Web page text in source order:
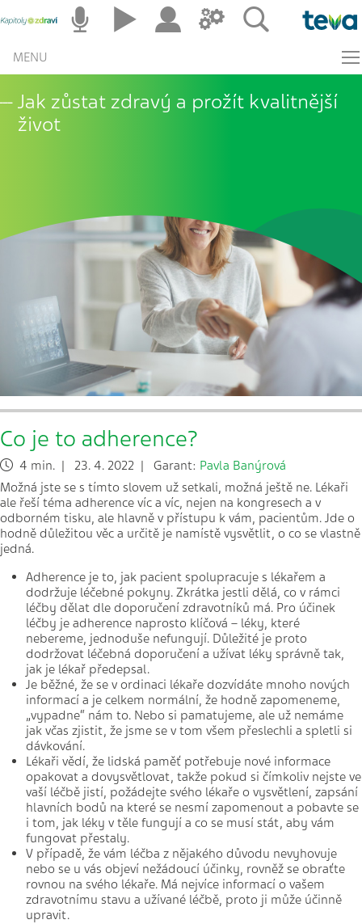
MENU
Jak zůstat zdravý a prožít kvalitnější
život
Co je to adherence?
4 min. | 23. 4. 2022 | Garant: Pavla Banýrová
Možná jste se s tímto slovem už setkali, možná ještě ne. Lékaři
ale řeší téma adherence víc a víc, nejen na kongresech a v
odborném tisku, ale hlavně v přístupu k vám, pacientům. Jde o
hodně důležitou věc a určitě je namístě vysvětlit, o co se vlastně
jedná.
Adherence je to, jak pacient spolupracuje s lékařem a
dodržuje léčebné pokyny. Zkrátka jestli dělá, co v rámci
léčby dělat dle doporučení zdravotníků má. Pro účinek
léčby je adherence naprosto klíčová – léky, které
nebereme, jednoduše nefungují. Důležité je proto
dodržovat léčebná doporučení a užívat léky správně tak,
jak je lékař předepsal.
Je běžné, že se v ordinaci lékaře dozvídáte mnoho nových
informací a je celkem normální, že hodně zapomeneme,
„vypadne“ nám to. Nebo si pamatujeme, ale už nemáme
jak včas zjistit, že jsme se v tom všem přeslechli a spletli si
dávkování.
Lékaři vědí, že lidská paměť potřebuje nové informace
opakovat a dovysvětlovat, takže pokud si čímkoliv nejste ve
vaší léčbě jistí, požádejte svého lékaře o vysvětlení, zapsání
hlavních bodů na které se nesmí zapomenout a pobavte se
i tom, jak léky v těle fungují a co se musí stát, aby vám
fungovat přestaly.
V případě, že vám léčba z nějakého důvodu nevyhovuje
nebo se u vás objeví nežádoucí účinky, rovněž se obraťte
rovnou na svého lékaře. Má nejvíce informací o vašem
zdravotnímu stavu a užívané léčbě, proto ji může účinně
upravit.